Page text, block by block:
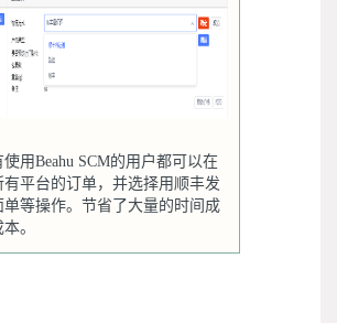
用Beahu SCM的用户都可以在
有平台的订单，并选择用顺丰发
单等操作。节省了大量的时间成
。